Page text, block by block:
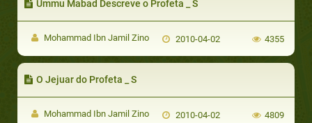
Ummu Mabad Descreve o Profeta _ S
Mohammad Ibn Jamil Zino 2010-04-02 4355
O Jejuar do Profeta _ S
Mohammad Ibn Jamil Zino 2010-04-02 4809